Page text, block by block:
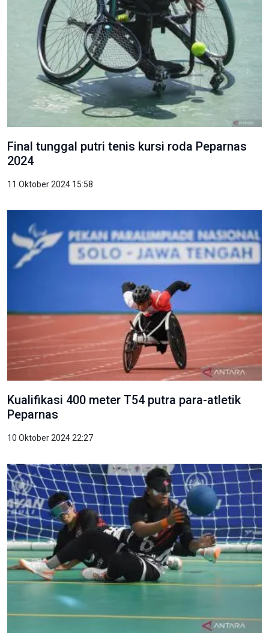
Final tunggal putri tenis kursi roda Peparnas
2024
11 Oktober 2024 15:58
Kualifikasi 400 meter T54 putra para-atletik
Peparnas
10 Oktober 2024 22:27